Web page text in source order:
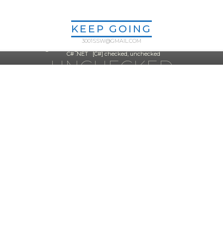
KEEP GOING
3001SSW@GMAIL.COM
C# .NET | 기본
[C#] CHECKED,
UNCHECKED
Home
C# .NET [C#] checked, unchecked